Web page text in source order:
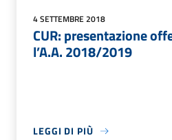
4 SETTEMBRE 2018
CUR: presentazione
l’A.A. 2018/2019
LEGGI DI PIÙ